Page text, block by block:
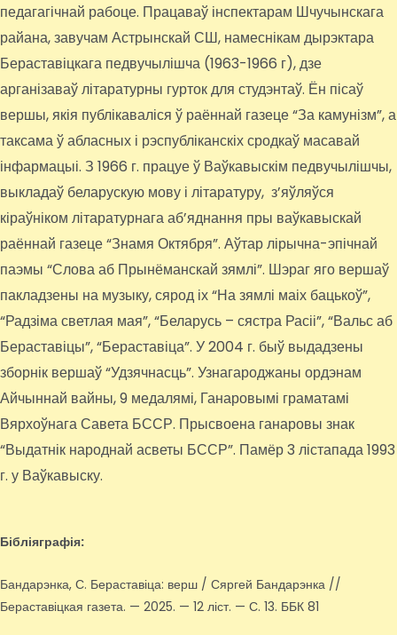
педагагічнай рабоце. Працаваў інспектарам Шчучынскага
райана, завучам Астрынскай СШ, намеснікам дырэктара
Бераставіцкага педвучылішча (1963-1966 г), дзе
арганізаваў літаратурны гурток для студэнтаў. Ён пісаў
вершы, якія публікаваліся ў раённай газеце “За камунізм”, а
таксама ў абласных і рэспубліканскіх сродкаў масавай
інфармацыі. З 1966 г. працуе ў Ваўкавыскім педвучылішчы,
выкладаў беларускую мову і літаратуру, з’яўляўся
кіраўніком літаратурнага аб’яднання пры ваўкавыскай
раённай газеце “Знамя Октября”. Аўтар лірычна-эпічнай
паэмы “Слова аб Прынёманскай зямлі”. Шэраг яго вершаў
пакладзены на музыку, сярод іх “На зямлі маіх бацькоў”,
“Радзіма светлая мая”, “Беларусь – сястра Расіі”, “Вальс аб
Бераставіцы”, “Бераставіца”. У 2004 г. быў выдадзены
зборнік вершаў “Удзячнасць”. Узнагароджаны ордэнам
Айчыннай вайны, 9 медалямі, Ганаровымі граматамі
Вярхоўнага Савета БССР. Прысвоена ганаровы знак
“Выдатнік народнай асветы БССР”. Памёр 3 лістапада 1993
г. у Ваўкавыску.
Бібліяграфія:
Бандарэнка, С. Бераставіца: верш / Сяргей Бандарэнка //
Бераставіцкая газета. — 2025. — 12 ліст. — С. 13. ББК 81